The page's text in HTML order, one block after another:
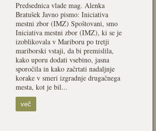
Predsednica vlade mag. Alenka
Bratušek Javno pismo: Iniciativa
mestni zbor (IMZ) Spoštovani, smo
Iniciativa mestni zbor (IMZ), ki se je
izoblikovala v Mariboru po tretji
mariborski vstaji, da bi premislila,
kako uporu dodati vsebino, jasna
sporočila in kako začrtati nadaljnje
korake v smeri izgradnje drugačnega
mesta, kot je bil...
več